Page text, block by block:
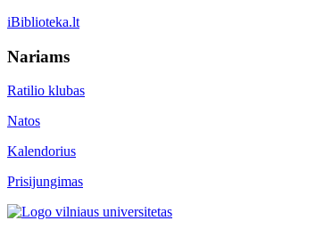
iBiblioteka.lt
Nariams
Ratilio klubas
Natos
Kalendorius
Prisijungimas